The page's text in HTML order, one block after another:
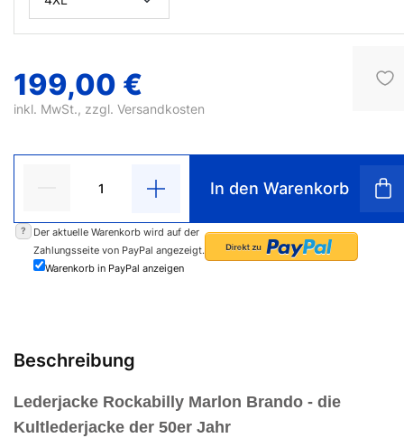
199,00 €
inkl. MwSt., zzgl. Versandkosten
In den Warenkorb
?
Der aktuelle Warenkorb wird auf der
Zahlungsseite von PayPal angezeigt.
Warenkorb in PayPal anzeigen
Beschreibung
Lederjacke Rockabilly Marlon Brando - die
Kultlederjacke der 50er Jahr